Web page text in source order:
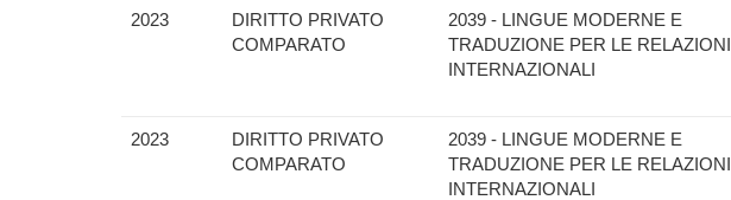
2023
DIRITTO PRIVATO
COMPARATO
2039 - LINGUE MODERNE E
TRADUZIONE PER LE RELAZIONI
INTERNAZIONALI
2023
DIRITTO PRIVATO
COMPARATO
2039 - LINGUE MODERNE E
TRADUZIONE PER LE RELAZIONI
INTERNAZIONALI